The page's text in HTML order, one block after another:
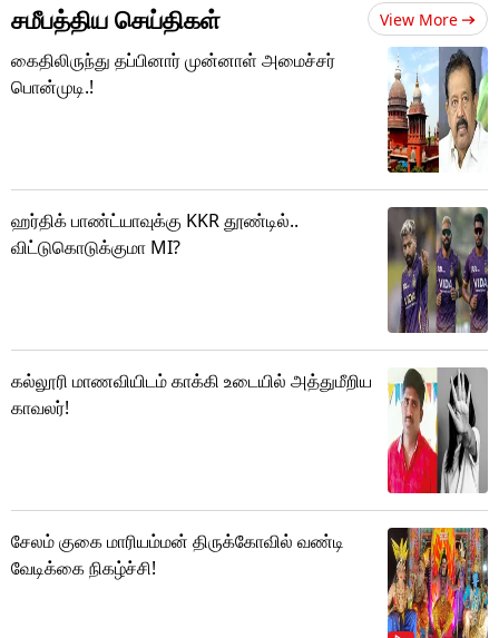
சமீபத்திய செய்திகள் View More
கைதிலிருந்து தப்பினார் முன்னாள் அமைச்சர்
பொன்முடி.!
ஹர்திக் பாண்ட்யாவுக்கு KKR தூண்டில்..
விட்டுகொடுக்குமா MI?
கல்லூரி மாணவியிடம் காக்கி உடையில் அத்துமீறிய
காவலர்!
சேலம் குகை மாரியம்மன் திருக்கோவில் வண்டி
வேடிக்கை நிகழ்ச்சி!